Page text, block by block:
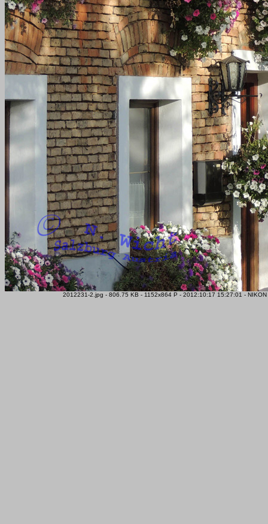
2012231-2.jpg - 806.75 KB - 1152x864 P - 2012:10:17 15:27:01 -